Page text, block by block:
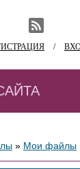
/
» Мои файлы